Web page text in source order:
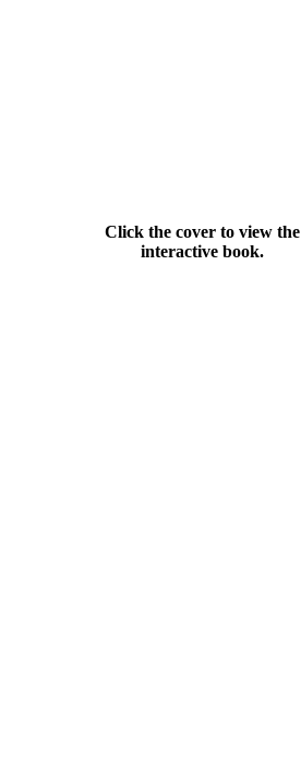
Click the cover to view the
interactive book.